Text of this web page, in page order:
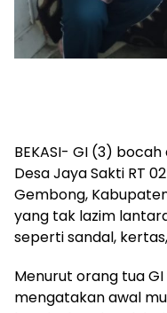
BEKASI- GI (3)
Desa Jaya Sakti RT
Gembong,
yang tak lazim
seperti sandal,
Menurut orang tua
mengatakan awal